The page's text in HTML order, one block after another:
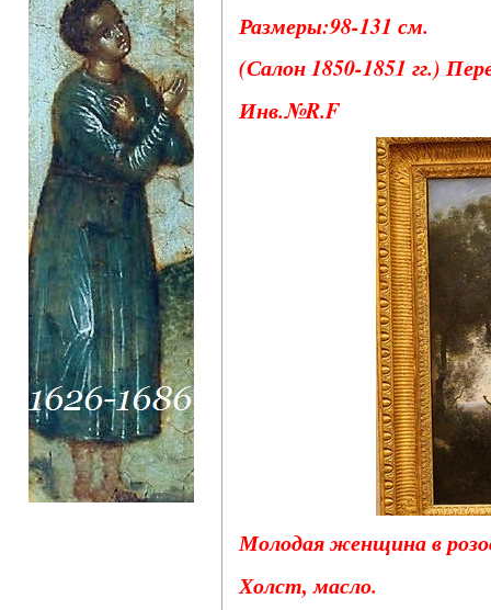
Размеры:98-131 см.
(Салон 1850-1851 гг.)
Инв.№R.F
Молодая женщина в
Холст, масло.